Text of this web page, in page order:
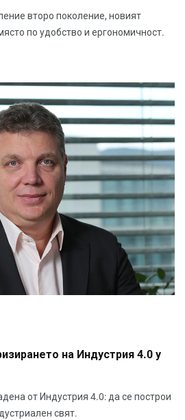
второ поколение, новият
по удобство и ергономичност.
на Индустрия 4.0 у
от Индустрия 4.0: да се построи
свят.